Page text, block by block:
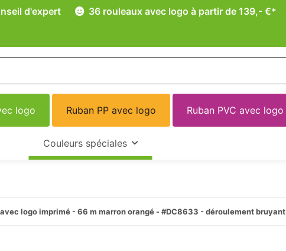
d'expert
36 rouleaux avec logo à partir de 139,- €*
logo Ruban PP avec logo Ruban PVC avec logo
Couleurs spéciales
avec logo imprimé - 66 m marron orangé - #DC8633 - déroulement bruyant